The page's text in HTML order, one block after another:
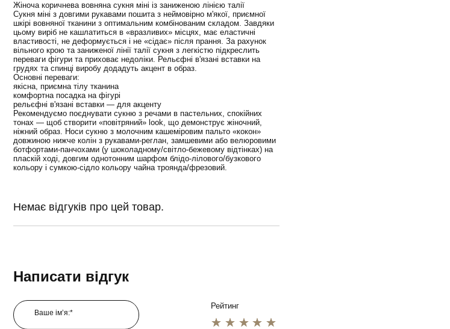
Жіноча коричнева вовняна сукня міні із заниженою лінією талії
Сукня міні з довгими рукавами пошита з неймовірно м'якої, приємної
шкірі вовняної тканини з оптимальним комбінованим складом. Завдяки
цьому виріб не кашлатиться в «вразливих» місцях, має еластичні
властивості, не деформується і не «сідає» після прання. За рахунок
вільного крою та заниженої лінії талії сукня з легкістю підкреслить
переваги фігури та приховає недоліки. Рельєфні в'язані вставки на
грудях та спинці виробу додадуть акцент в образ.
Основні переваги:
якісна, приємна тілу тканина
комфортна посадка на фігурі
рельєфні в'язані вставки — для акценту
Рекомендуємо поєднувати сукню з речами в пастельних, спокійних
тонах — щоб створити «повітряний» look, що демонструє жіночний,
ніжний образ. Носи сукню з молочним кашеміровим пальто «кокон»
довжиною нижче колін з рукавами-реглан, замшевими або велюровими
ботфортами-панчохами (у шоколадному/світло-бежевому відтінках) на
пласкій ході, довгим однотонним шарфом блідо-лілового/бузкового
кольору і сумкою-сідло кольору чайна троянда/фрезовий.
Немає відгуків про цей товар.
Написати відгук
Ваше ім’я:*
Рейтинг
1 star
2 star
3 star
4 star
5 star